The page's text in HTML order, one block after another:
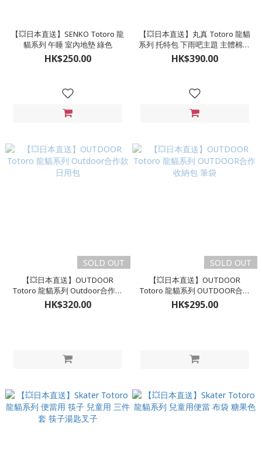
【💥日本直送】SENKO Totoro 龍
貓系列 午睡 室內地墊 綠色
HK$250.00
【💥日本直送】丸真 Totoro 龍貓
系列 托特包 下雨吧主題 主體棉材
質 手提包
HK$390.00
SOLD OUT
【💥日本直送】OUTDOOR
Totoro 龍貓系列 Outdoor合作款
日用包
HK$320.00
SOLD OUT
【💥日本直送】OUTDOOR
Totoro 龍貓系列 OUTDOOR合作
收納包 筆袋
HK$295.00